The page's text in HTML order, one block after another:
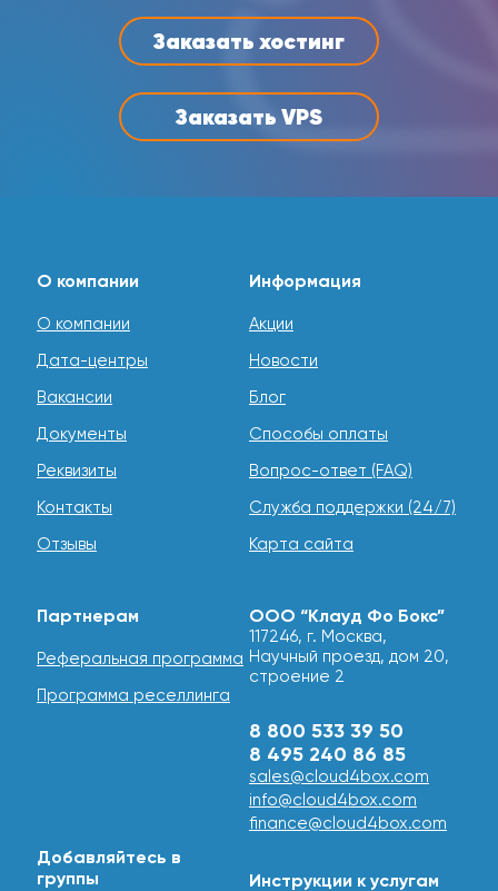
Заказать хостинг
Заказать VPS
О компании
О компании
Дата-центры
Вакансии
Документы
Реквизиты
Контакты
Отзывы
Информация
Акции
Новости
Блог
Способы оплаты
Вопрос-ответ (FAQ)
Служба поддержки (24/7)
Карта сайта
Партнерам
Реферальная программа
Программа реселлинга
Добавляйтесь в
группы
ООО “Клауд Фо Бокс”
117246, г. Москва,
Научный проезд, дом 20,
строение 2
8 800 533 39 50
8 495 240 86 85
sales@cloud4box.com
info@cloud4box.com
finance@cloud4box.com
Инструкции к услугам